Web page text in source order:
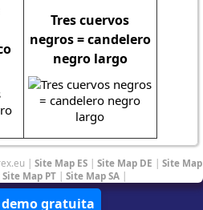
Tres cuervos
negros = candelero
negro largo
| Site Map ES | Site Map DE | Site Map
Site Map PT | Site Map SA |
demo gratuita